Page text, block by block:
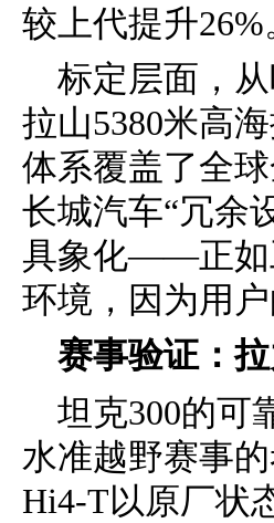
较上代提升26%
标定层面，
拉山5380米高
体系覆盖了全
长城汽车“冗余
具象化——正如
环境，因为用
赛事验证：
坦克300的可
水准越野赛事
Hi4-T以原厂状